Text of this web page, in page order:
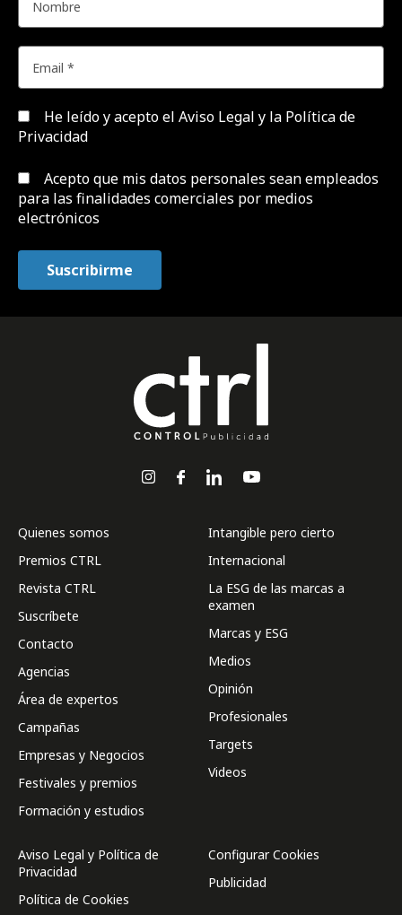
He leído y acepto el Aviso Legal y la Política de
Privacidad
Acepto que mis datos personales sean empleados
para las finalidades comerciales por medios
electrónicos
Quienes somos
Premios CTRL
Revista CTRL
Suscríbete
Contacto
Agencias
Área de expertos
Campañas
Empresas y Negocios
Festivales y premios
Formación y estudios
Intangible pero cierto
Internacional
La ESG de las marcas a
examen
Marcas y ESG
Medios
Opinión
Profesionales
Targets
Videos
Aviso Legal y Política de
Privacidad
Política de Cookies
Configurar Cookies
Publicidad